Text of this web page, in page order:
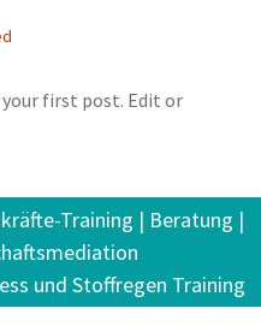
your first post. Edit or
Training | Beratung |
und Stoffregen Training